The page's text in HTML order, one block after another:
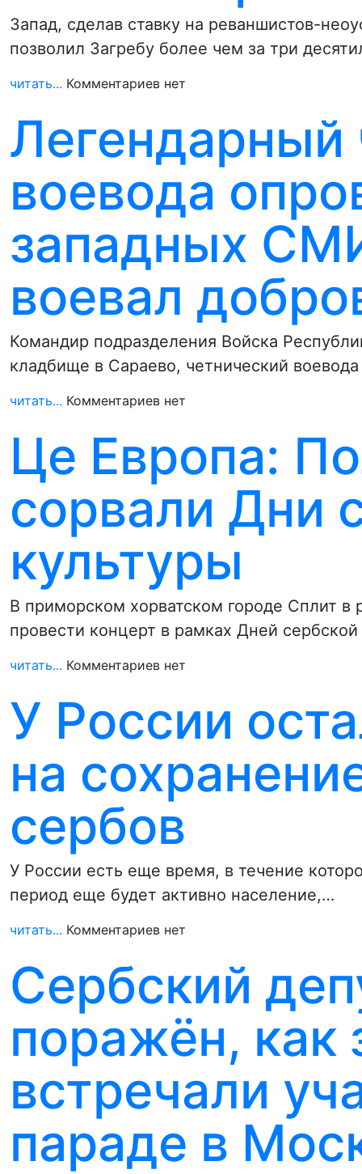
Запад, сделав ставку на реваншистов-
позволил Загребу более чем за три
читать... Комментариев нет
Легендарный
воевода
западных
воевал
Командир подразделения Войска
кладбище в Сараево, четнический
читать... Комментариев нет
Це Европа:
сорвали Дни
культуры
В приморском хорватском городе Сплит в
провести концерт в рамках Дней
читать... Комментариев нет
У России
на
сербов
У России есть еще время, в течение
период еще будет активно население,…
читать... Комментариев нет
Сербский
поражён, как
встречали
параде в